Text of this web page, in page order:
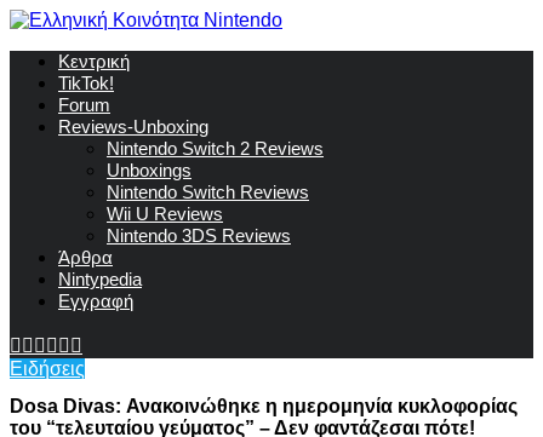
Κεντρική
TikTok!
Forum
Reviews-Unboxing
Nintendo Switch 2 Reviews
Unboxings
Nintendo Switch Reviews
Wii U Reviews
Nintendo 3DS Reviews
Άρθρα
Nintypedia
Εγγραφή
Ειδήσεις
Dosa Divas: Ανακοινώθηκε η ημερομηνία κυκλοφορίας
του “τελευταίου γεύματος” – Δεν φαντάζεσαι πότε!